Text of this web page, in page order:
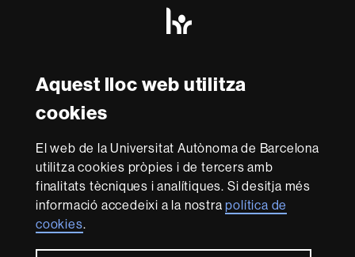
Aquest lloc web utilitza
cookies
El web de la Universitat Autònoma de Barcelona
utilitza cookies pròpies i de tercers amb
finalitats tècniques i analítiques. Si desitja més
informació accedeixi a la nostrapolítica de
cookies.
-
Euraxess
Amb el finançament de
Sobre
aquest
web
Avís legal Protecció de dades Sobre el
web
Accessibilitat web Mapa del web UAB